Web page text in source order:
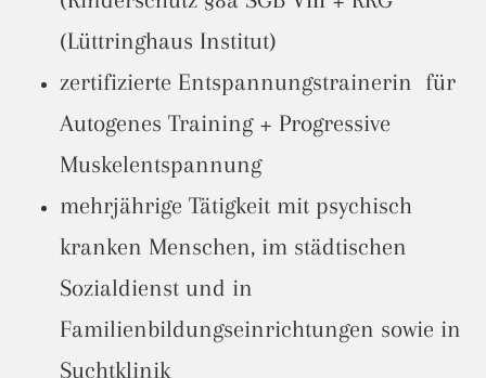
(Lüttringhaus Institut)
zertifizierte Entspannungstrainerin für
Autogenes Training + Progressive
Muskelentspannung
mehrjährige Tätigkeit mit psychisch
kranken Menschen, im städtischen
Sozialdienst und in
Familienbildungseinrichtungen sowie in
Suchtklinik